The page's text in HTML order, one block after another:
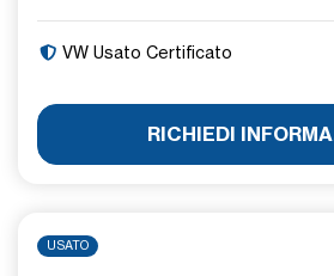
VW Usato Certificato
RICHIEDI
USATO